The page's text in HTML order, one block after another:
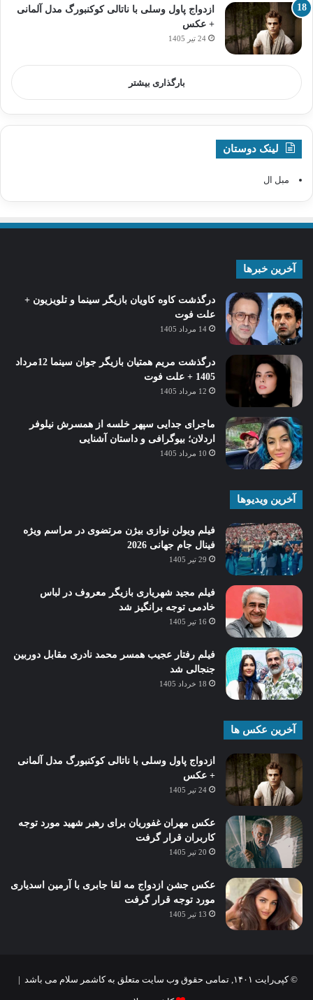
ازدواج پاول وسلی با ناتالی کوکنبورگ مدل آلمانی
+ عکس
24 تیر 1405
بارگذاری بیشتر
لینک دوستان
مبل ال
آخرین خبرها
درگذشت کاوه کاویان بازیگر سینما و تلویزیون +
علت فوت
14 مرداد 1405
درگذشت مریم همتیان بازیگر جوان سینما 12مرداد
1405 + علت فوت
12 مرداد 1405
ماجرای جدایی سپهر خلسه از همسرش نیلوفر
اردلان؛ بیوگرافی و داستان آشنایی
10 مرداد 1405
آخرین ویدیوها
فیلم ویولن نوازی بیژن مرتضوی در مراسم ویژه
فینال جام جهانی 2026
29 تیر 1405
فیلم مجید شهریاری بازیگر معروف در لباس
خادمی توجه برانگیز شد
16 تیر 1405
فیلم رفتار عجیب همسر محمد نادری مقابل دوربین
جنجالی شد
18 خرداد 1405
آخرین عکس ها
ازدواج پاول وسلی با ناتالی کوکنبورگ مدل آلمانی
+ عکس
24 تیر 1405
عکس مهران غفوریان برای رهبر شهید مورد توجه
کاربران قرار گرفت
20 تیر 1405
عکس جشن ازدواج مه لقا جابری با آرمین اسدیاری
مورد توجه قرار گرفت
13 تیر 1405
© کپی‌رایت ۱۴۰۱, تمامی حقوق وب سایت متعلق به کاشمر سلام می باشد |